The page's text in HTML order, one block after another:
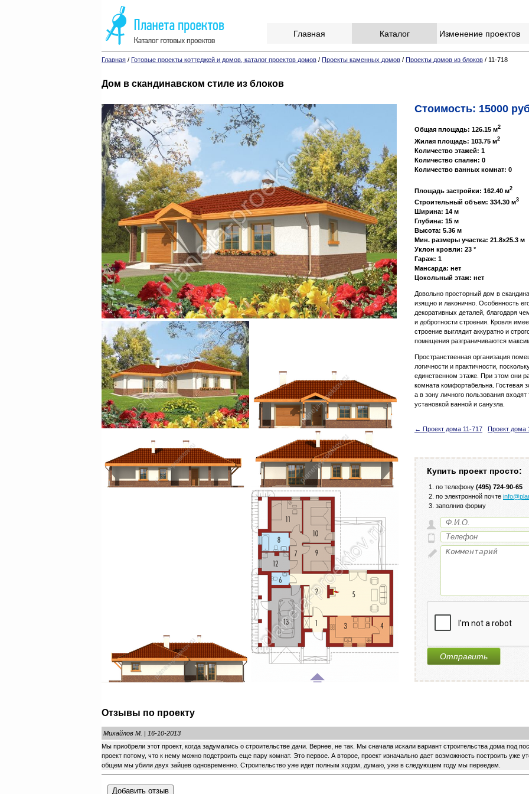
Главная Каталог Изменение проектов
Главная / Готовые проекты коттеджей и домов, каталог проектов домов / Проекты каменных домов / Проекты домов из блоков / 11-718
Дом в скандинавском стиле из блоков
Стоимость: 15000
Общая площадь: 126.15 м2
Жилая площадь: 103.75 м2
Количество этажей: 1
Количество спален: 0
Количество ванных комнат: 0
Площадь застройки: 162.40 м2
Строительный объем: 334.30 м3
Ширина: 14 м
Глубина: 15 м
Высота: 5.36 м
Мин. размеры участка: 21.8x25.3 м
Уклон кровли: 23 °
Гараж: 1
Мансарда: нет
Цокольный этаж: нет
Довольно просторный дом в
изящно и лаконично. Особенность
декоративных деталей, благодаря
и добротности строения. Кровля
строение выглядит аккуратно и
помещения разграничиваются
Пространственная организация
логичности и практичности,
единственном этаже. При этом они
комната комфортабельна. Гостевая
а в зону личного пользования
установкой ванной и санузла.
← Проект дома 11-717 Проект дома
Купить проект просто:
по телефону (495) 724-90-65
по электронной почте
заполнив форму
Отзывы по проекту
Михайлов М. | 16-10-2013
Мы приобрели этот проект, когда задумались о строительстве дачи. Вернее, не так. Мы сначала искали вариант строительства дома под
проект потому, что к нему можно подстроить еще пару комнат. Это первое. А второе, проект изначально дает возможность построить уже
общем мы убили двух зайцев одновременно. Строительство уже идет полным ходом, думаю, уже в следующем году мы переедем.
Добавить отзыв